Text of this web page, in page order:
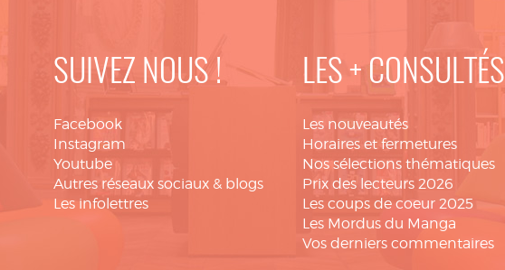
SUIVEZ NOUS !
Facebook
Instagram
Youtube
Autres réseaux sociaux & blogs
Les infolettres
LES + CONSULTÉS
Les nouveautés
Horaires et fermetures
Nos sélections thématiques
Prix des lecteurs 2026
Les coups de coeur 2025
Les Mordus du Manga
Vos derniers commentaires